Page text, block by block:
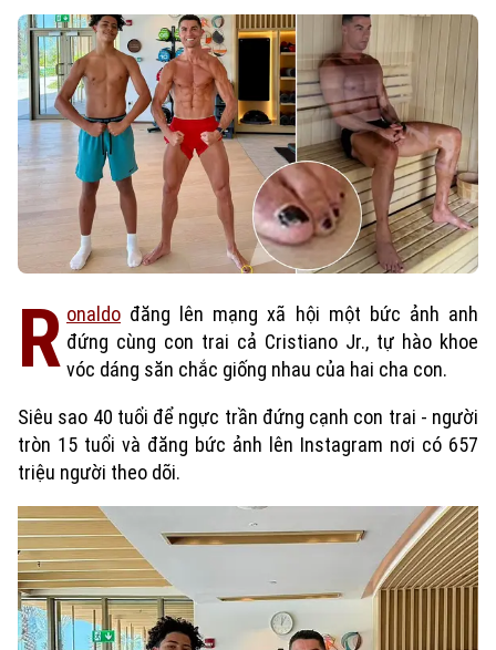
R onaldo đăng lên mạng xã hội một bức ảnh anh
đứng cùng con trai cả Cristiano Jr., tự hào khoe
vóc dáng săn chắc giống nhau của hai cha con.
Siêu sao 40 tuổi để ngực trần đứng cạnh con trai - người
tròn 15 tuổi và đăng bức ảnh lên Instagram nơi có 657
triệu người theo dõi.